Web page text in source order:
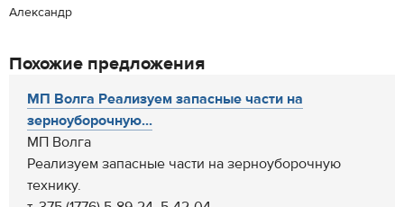
Александр
Похожие предложения
МП Волга Реализуем запасные части на
зерноуборочную...
МП Волга
Реализуем запасные части на зерноуборочную
технику.